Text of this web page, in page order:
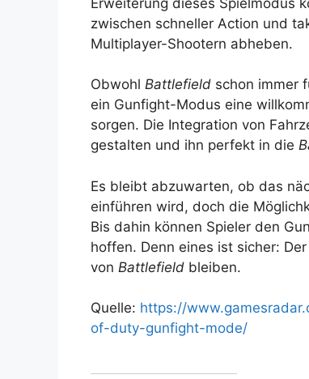
zwischen schneller Action und
Multiplayer-Shootern abheben.
Obwohl Battlefield schon immer
ein Gunfight-Modus eine
sorgen. Die Integration von
gestalten und ihn perfekt in die
Es bleibt abzuwarten, ob das
einführen wird, doch die
Bis dahin können Spieler den
hoffen. Denn eines ist sicher:
von Battlefield bleiben.
Quelle: https://
of-duty-gunfight-mode/